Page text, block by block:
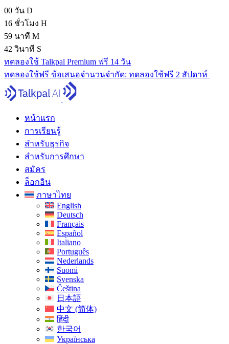
00 วัน D
16 ชั่วโมง H
59 นาที M
41 วินาที S
ทดลองใช้ Talkpal Premium ฟรี 14 วัน
ทดลองใช้ฟรี ข้อเสนอจํานวนจํากัด: ทดลองใช้ฟรี 2 สัปดาห์
หน้าแรก
การเรียนรู้
สำหรับธุรกิจ
สำหรับการศึกษา
สมัคร
ล็อกอิน
ภาษาไทย
English
Deutsch
Français
Español
Italiano
Português
Nederlands
Suomi
Svenska
Čeština
日本語
中文 (简体)
हिंदी
한국어
Українська